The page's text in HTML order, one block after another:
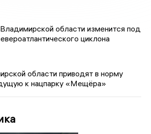
области изменится под
циклона
области приводят в норму
к нацпарку «Мещёра»